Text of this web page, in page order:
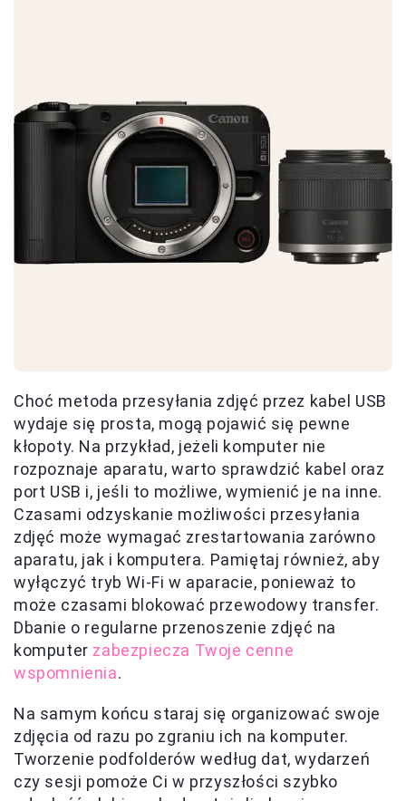
Choć metoda przesyłania zdjęć przez kabel USB
wydaje się prosta, mogą pojawić się pewne
kłopoty. Na przykład, jeżeli komputer nie
rozpoznaje aparatu, warto sprawdzić kabel oraz
port USB i, jeśli to możliwe, wymienić je na inne.
Czasami odzyskanie możliwości przesyłania
zdjęć może wymagać zrestartowania zarówno
aparatu, jak i komputera. Pamiętaj również, aby
wyłączyć tryb Wi-Fi w aparacie, ponieważ to
może czasami blokować przewodowy transfer.
Dbanie o regularne przenoszenie zdjęć na
komputer zabezpiecza Twoje cenne
wspomnienia.
Na samym końcu staraj się organizować swoje
zdjęcia od razu po zgraniu ich na komputer.
Tworzenie podfolderów według dat, wydarzeń
czy sesji pomoże Ci w przyszłości szybko